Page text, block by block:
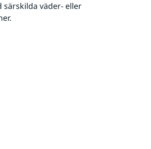
särskilda väder- eller